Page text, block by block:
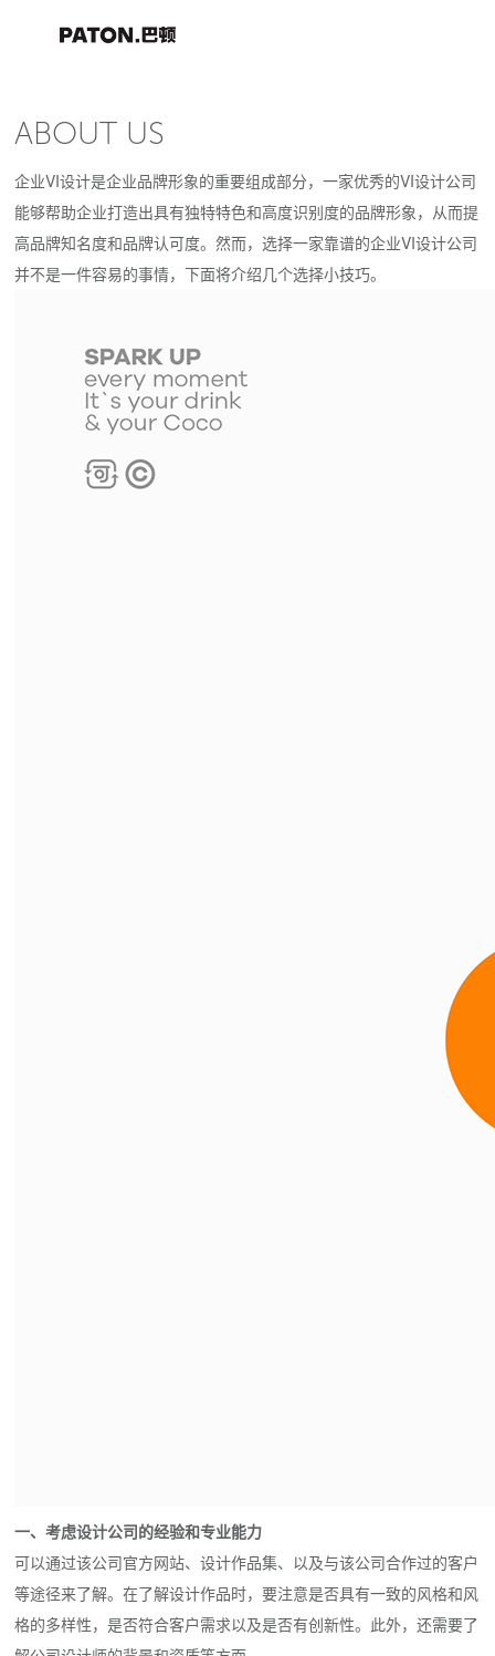
ABOUT US
企业VI设计是企业品牌形象的重要组成部分，一家优秀的VI设计公司
能够帮助企业打造出具有独特特色和高度识别度的品牌形象，从而提
高品牌知名度和品牌认可度。然而，选择一家靠谱的企业VI设计公司
并不是一件容易的事情，下面将介绍几个选择小技巧。
一、考虑设计公司的经验和专业能力
可以通过该公司官方网站、设计作品集、以及与该公司合作过的客户
等途径来了解。在了解设计作品时，要注意是否具有一致的风格和风
格的多样性，是否符合客户需求以及是否有创新性。此外，还需要了